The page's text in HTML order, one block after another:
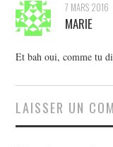
7 MARS 2016
MARIE
Et bah oui, comme tu
LAISSER UN